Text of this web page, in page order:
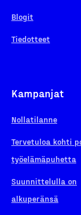
Blogit
Tiedotteet
Kampanjat
Nollatilanne
Tervetuloa kohti
työelämäpuhetta
Suunnittelulla on
alkuperänsä